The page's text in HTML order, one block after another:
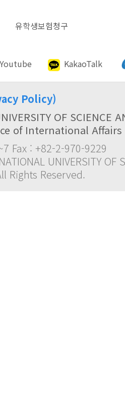
유학생보험청구
Youtube KakaoTalk
Policy)
OF SCIENCE
of International Affairs
Fax : +82-2-970-9229
UNIVERSITY OF
Rights Reserved.